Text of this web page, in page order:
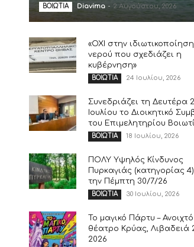
ΒΟΙΩΤΙΑ Diavima - 2 Αυγούστου, 2026
«ΟΧΙ στην
νερού που σχεδιάζει η
κυβέρνηση»
ΒΟΙΩΤΙΑ 24 Ιουλίου, 2026
Συνεδριάζει τη Δευτέρα
Ιουλίου το Διοικητικό
του Επιμελητηρίου
ΒΟΙΩΤΙΑ 18 Ιουλίου, 2026
ΠΟΛΥ Υψηλός Κίνδυνος
Πυρκαγιάς (κατηγορίας
την Πέμπτη 30/7/26
ΒΟΙΩΤΙΑ 30 Ιουλίου, 2026
Το μαγικό Πάρτυ – Ανοιχτό
θέατρο Κρύας, Λιβαδειά
2026